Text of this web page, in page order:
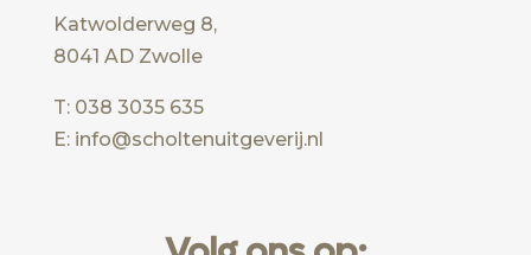
Katwolderweg 8,
8041 AD Zwolle
T: 038 3035 635
E: info@scholtenuitgeverij.nl